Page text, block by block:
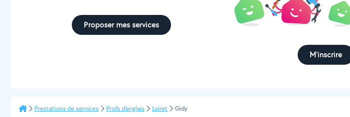
Proposer mes services
M'inscrire
Prestations de services Profs d'anglais Loiret Gidy